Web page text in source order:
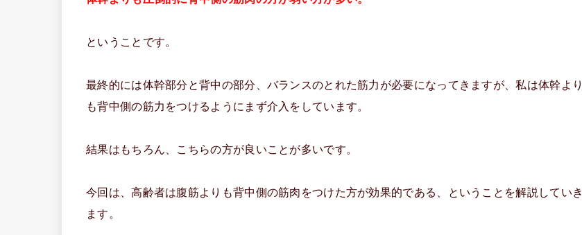
ということです。
最終的には体幹部分と背中の部分、バランスのとれた筋力が必要になってきますが、私は体幹より
も背中側の筋力をつけるようにまず介入をしています。
結果はもちろん、こちらの方が良いことが多いです。
今回は、高齢者は腹筋よりも背中側の筋肉をつけた方が効果的である、ということを解説していき
ます。